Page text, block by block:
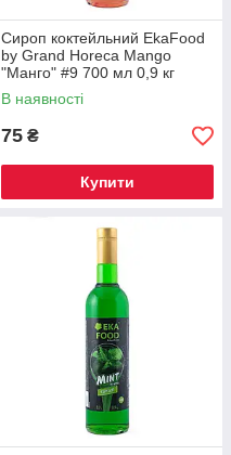
Сироп коктейльний EkaFood
by Grand Horeca Mango
"Манго" #9 700 мл 0,9 кг
СКЛО
В наявності
75 ₴
Купити